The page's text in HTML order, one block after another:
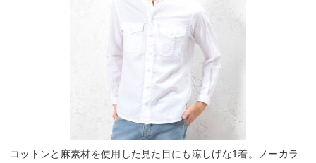
コットンと麻素材を使用した見た目にも涼しげな1着。ノーカラ